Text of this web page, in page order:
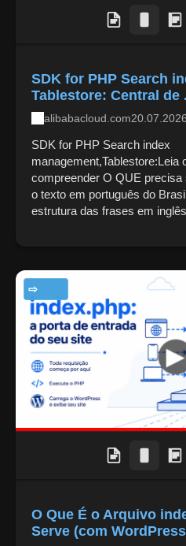
SDK for PHP Search
Tablestore: Central de
alibabacloud.com
SDK for PHP Search index
management,Tablestore:Leia
compreender O QUE
o texto em português do
estrutura das frases em inglês
TECNOLOGIA
O Que É o Arquivo
Serve (com